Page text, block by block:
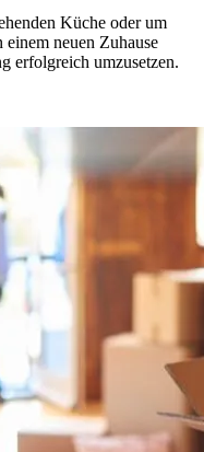
Küche oder um
neuen Zuhause
erfolgreich umzusetzen.